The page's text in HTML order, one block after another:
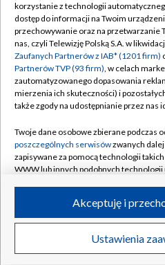
Abonament TVP
Emisja w TVP
Centrum informacji TVP
Naziemna Telewizja Cyfrowa
Rada Programowa
System NOS
Informacje o nadawcy
Program dla prasy
Ogłoszenie przetargowe
Polityka
Moje
©2026 Telewizja
korzystanie z technologii
dostęp do informacji na Twoim
przechowywanie oraz na przetwarzanie
nas, czyli Telewizję Polską S.A. w
Zaufanych Partnerów z IAB* (1201 firm)
Partnerów TVP (93 firm), w celach
zautomatyzowanego dopasowania
mierzenia ich skuteczności) i
także zgody na udostępnianie przez nas
Twoje dane osobowe zbierane podczas
poszczególnych serwisówzwanych
zapisywane za pomocą technologii
WWW lub innych podobnych
ruchu w Internecie.
Twoje dane osobowe zbierane podczas
poszczególnych serwisówna Portalu,
Ustawienia
Akceptuję i